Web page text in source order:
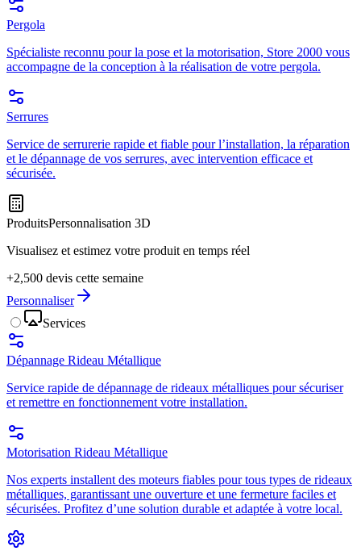
Pergola
Spécialiste reconnu pour la pose et la motorisation, Store 2000 vous
accompagne de la conception à la réalisation de votre pergola.
Serrures
Service de serrurerie rapide et fiable pour l’installation, la réparation
et le dépannage de vos serrures, avec intervention efficace et
sécurisée.
ProduitsPersonnalisation 3D
Visualisez et estimez votre produit en temps réel
+2,500 devis cette semaine
Personnaliser
Services
Dépannage Rideau Métallique
Service rapide de dépannage de rideaux métalliques pour sécuriser
et remettre en fonctionnement votre installation.
Motorisation Rideau Métallique
Nos experts installent des moteurs fiables pour tous types de rideaux
métalliques, garantissant une ouverture et une fermeture faciles et
sécurisées. Profitez d’une solution durable et adaptée à votre local.